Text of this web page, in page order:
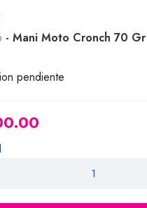
- Mani Moto Cronch 70 Gr
pendiente